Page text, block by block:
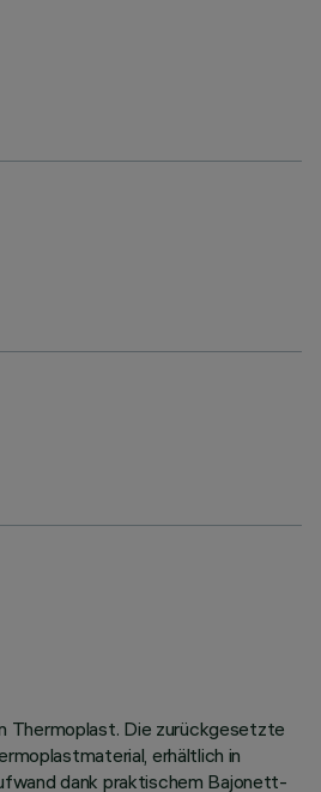
Thermoplast. Die zurückgesetzte
erhältlich in
dank praktischem Bajonett-